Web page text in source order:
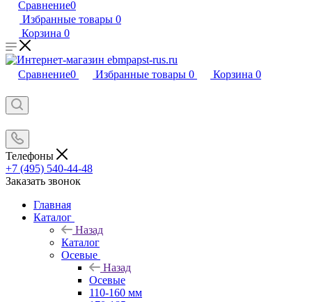
Сравнение0
Избранные товары 0
Корзина 0
Сравнение0 Избранные товары 0 Корзина 0
Телефоны
+7 (495) 540-44-48
Заказать звонок
Главная
Каталог
Назад
Каталог
Осевые
Назад
Осевые
110-160 мм